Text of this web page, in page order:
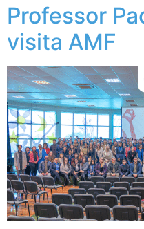
Professor
visita AMF